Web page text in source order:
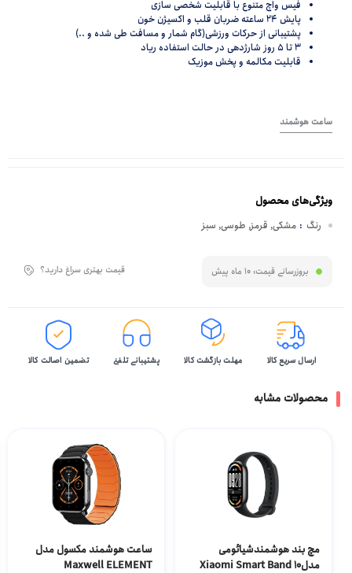
فیس واچ متنوع با قابلیت شخصی سازی
پایش 24 ساعته ضربان قلب و اکسیژن خون
پشتیبانی از حرکات ورزشی(گام شمار و مسافت طی شده و ..)
3 تا 5 روز شارژدهی در حالت استفاده ریاد
قابلیت مکالمه و پخش موزیک
ساعت هوشمند
ویژگی‌های محصول
رنگ : مشکی, قرمز, طوسی, سبز
بروزرسانی قیمت: 10 ماه پیش قیمت بهتری سراغ دارید؟
ارسال سریع کالا مهلت بازگشت کالا پشتیبانی تلفنی تضمین اصالت کالا
محصولات مشابه
مچ بند هوشمندشیائومی
مدلXiaomi Smart Band 10
ساعت هوشمند مکسول مدل
Maxwell ELEMENT